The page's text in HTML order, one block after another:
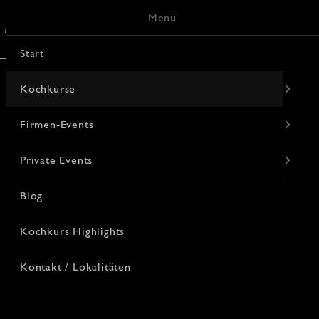
Menü
Start
Kochkurse
Firmen-Events
Private Events
Blog
Kochkurs Highlights
Kontakt / Lokalitäten